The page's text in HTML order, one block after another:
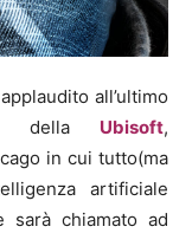
all’ultimo
della Ubisoft,
in cui tutto(ma
artificiale
sarà chiamato ad